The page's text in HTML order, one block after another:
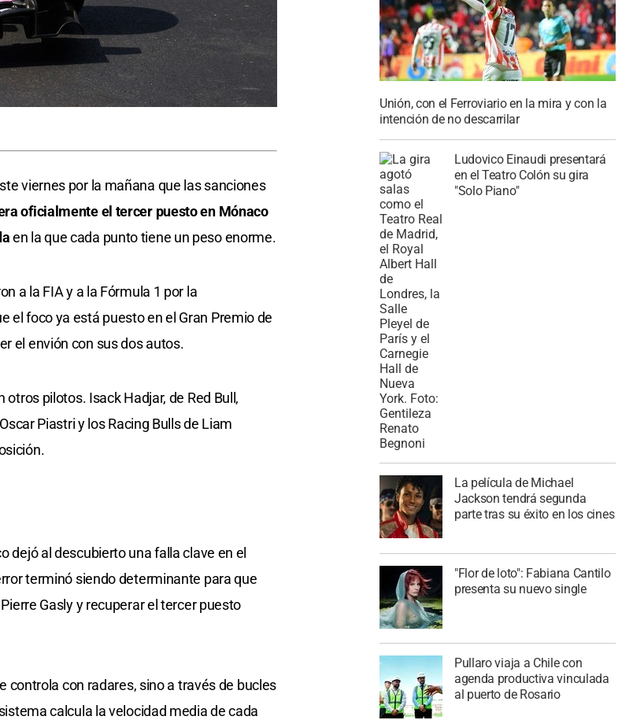
viernes por la mañana que las sanciones
oficialmente el tercer puesto en Mónaco
en la que cada punto tiene un peso enorme.
a la FIA y a la Fórmula 1 por la
el foco ya está puesto en el Gran Premio de
el envión con sus dos autos.
pilotos. Isack Hadjar, de Red Bull,
Piastri y los Racing Bulls de Liam
dejó al descubierto una falla clave en el
terminó siendo determinante para que
Gasly y recuperar el tercer puesto
controla con radares, sino a través de bucles
calcula la velocidad media de cada
Unión, con el Ferroviario en la mira y con la
intención de no descarrilar
Ludovico Einaudi presentará
en el Teatro Colón su gira
"Solo Piano"
La película de Michael
Jackson tendrá segunda
parte tras su éxito en los cines
"Flor de loto": Fabiana Cantilo
presenta su nuevo single
Pullaro viaja a Chile con
agenda productiva vinculada
al puerto de Rosario